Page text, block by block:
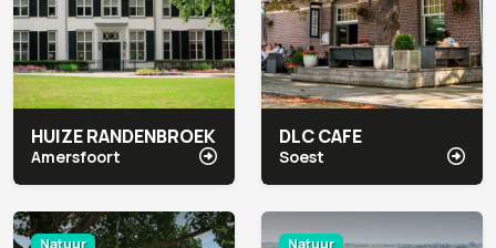
HUIZE RANDENBROEK
Amersfoort
DLC CAFE
Soest
Natuur Natuur